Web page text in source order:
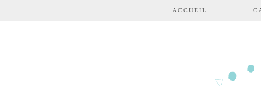
Aller au contenu principal
ACCUEIL